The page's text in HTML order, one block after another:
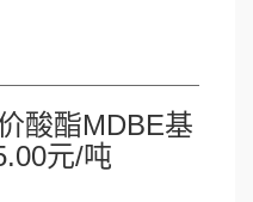
酸酯MDBE基
元/吨